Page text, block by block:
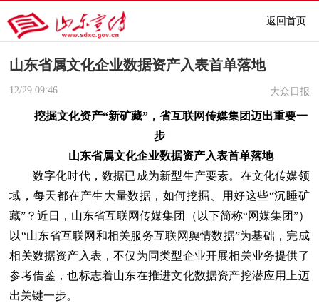
返回首页
山东省属文化企业数据资产入表首单落地
12/29 09:46 大众日报
挖掘文化资产“新矿藏”，省互联网传媒集团迈出重要一
步
山东省属文化企业数据资产入表首单落地
数字化时代，数据已成为新型生产要素。在文化传媒领
域，每天都在产生大量数据，如何挖掘、用好这些“沉睡矿
藏”？近日，山东省互联网传媒集团（以下简称“网媒集团”）
以“山东省互联网和相关服务互联网舆情数据”为基础，完成
相关数据资产入表，不仅为同类型企业开展相关业务提供了
参考借鉴，也标志着山东在推进文化数据资产挖潜应用上迈
出关键一步。